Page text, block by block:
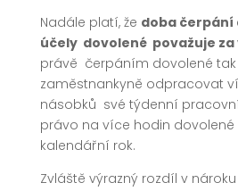
Nadále platí, že doba
účely dovolené považuje
právě čerpáním dovolené tak
zaměstnankyně odpracovat
násobků své týdenní
právo na více hodin
kalendářní rok.
Zvláště výrazný rozdíl v